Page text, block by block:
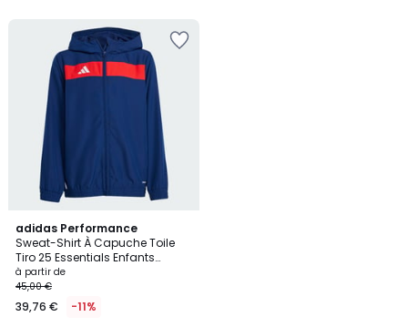
adidas Performance
Sweat-Shirt À Capuche Toile
Tiro 25 Essentials Enfants
Sweat-Shirt À Capuche Toile
Tiro 25 Essentials Enfants
à partir de
45,00 €
39,76 € -11%
4,4
/ 5
2
Couleurs